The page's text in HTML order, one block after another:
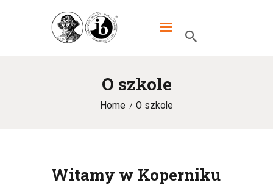
O szkole
Home O szkole
XXXIII LO DWUJĘZYCZNE IM.
MIKOŁAJA KOPERNIKA W
WARSZAWIE
UCZNIOWIE
Witamy w Koperniku